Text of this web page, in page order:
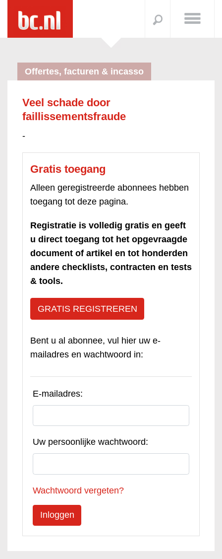
Offertes, facturen & incasso
Veel schade door
faillissementsfraude
-
Gratis toegang
Alleen geregistreerde abonnees hebben
toegang tot deze pagina.
Registratie is volledig gratis en geeft
u direct toegang tot het opgevraagde
document of artikel en tot honderden
andere checklists, contracten en tests
& tools.
GRATIS REGISTREREN
Bent u al abonnee, vul hier uw e-
mailadres en wachtwoord in:
E-mailadres:
Uw persoonlijke wachtwoord:
Wachtwoord vergeten?